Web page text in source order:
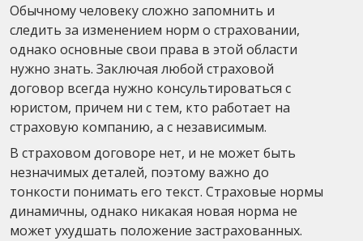
Обычному человеку сложно запомнить и
следить за изменением норм о страховании,
однако основные свои права в этой области
нужно знать. Заключая любой страховой
договор всегда нужно консультироваться с
юристом, причем ни с тем, кто работает на
страховую компанию, а с независимым.
В страховом договоре нет, и не может быть
незначимых деталей, поэтому важно до
тонкости понимать его текст. Страховые нормы
динамичны, однако никакая новая норма не
может ухудшать положение застрахованных.